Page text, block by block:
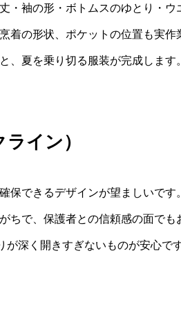
・袖の形・ボトムスのゆとり・ウ
着の形状、ポケットの位置も実作
、夏を乗り切る服装が完成します。
イン）
保できるデザインが望ましいです
ちで、保護者との信頼感の面でも
深く開きすぎないものが安心です